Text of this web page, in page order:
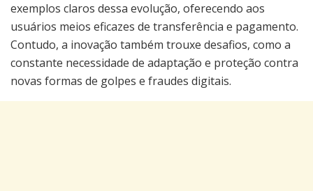
exemplos claros dessa evolução, oferecendo aos
usuários meios eficazes de transferência e pagamento.
Contudo, a inovação também trouxe desafios, como a
constante necessidade de adaptação e proteção contra
novas formas de golpes e fraudes digitais.